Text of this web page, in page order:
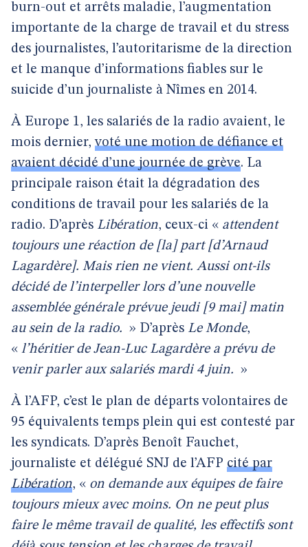
burn-out et arrêts maladie, l’augmentation
importante de la charge de travail et du stress
des journalistes, l’autoritarisme de la direction
et le manque d’informations fiables sur le
suicide d’un journaliste à Nîmes en 2014.
À Europe 1, les salariés de la radio avaient, le
mois dernier,voté une motion de défiance et
avaient décidé d’une journée de grève. La
principale raison était la dégradation des
conditions de travail pour les salariés de la
radio. D’après Libération, ceux-ci « attendent
toujours une réaction de [la] part [d’Arnaud
Lagardère]. Mais rien ne vient. Aussi ont-ils
décidé de l’interpeller lors d’une nouvelle
assemblée générale prévue jeudi [9 mai] matin
au sein de la radio. » D’après Le Monde,
« l’héritier de Jean-Luc Lagardère a prévu de
venir parler aux salariés mardi 4 juin. »
À l’AFP, c’est le plan de départs volontaires de
95 équivalents temps plein qui est contesté par
les syndicats. D’après Benoît Fauchet,
journaliste et délégué SNJ de l’AFP cité par
Libération, « on demande aux équipes de faire
toujours mieux avec moins. On ne peut plus
faire le même travail de qualité, les effectifs sont